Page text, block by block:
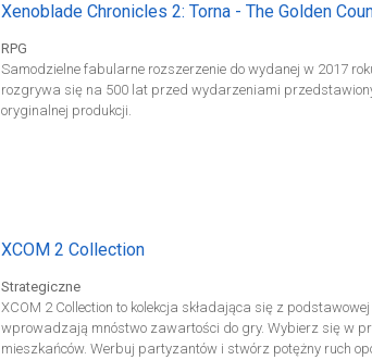
Xenoblade Chronicles 2: Torna - The Golden
RPG
Samodzielne fabularne rozszerzenie do wydanej w 2017
rozgrywa się na 500 lat przed wydarzeniami
oryginalnej produkcji.
XCOM 2 Collection
Strategiczne
XCOM 2 Collection to kolekcja składająca się z
wprowadzają mnóstwo zawartości do gry. Wybierz się w
mieszkańców. Werbuj partyzantów i stwórz potężny ruch